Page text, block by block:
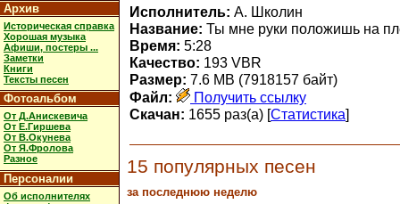
Архив
Историческая справка
Хорошая музыка
Афиши, постеры ...
Заметки
Книги
Тексты песен
Фотоальбом
От Д.Анискевича
От Е.Гиршева
От В.Окунева
От Я.Фролова
Разное
Персоналии
Об исполнителях
Исполнитель: А. Школин
Название: Ты мне руки положишь на
Время: 5:28
Качество: 193 VBR
Размер: 7.6 MB (7918157 байт)
Файл:
Получить ссылку
Скачан: 1655 раз(а) [Статистика]
15 популярных песен
за последнюю неделю